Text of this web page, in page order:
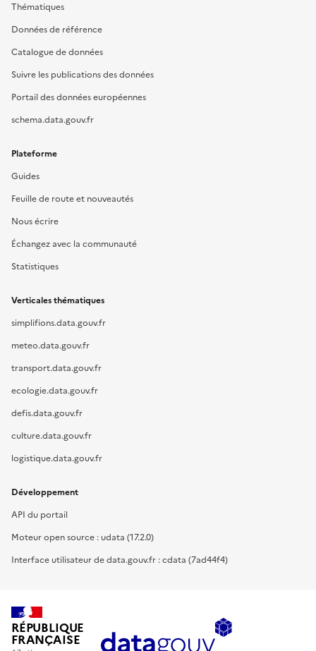
Thématiques
Données de référence
Catalogue de données
Suivre les publications des données
Portail des données européennes
schema.data.gouv.fr
Plateforme
Guides
Feuille de route et nouveautés
Nous écrire
Échangez avec la communauté
Statistiques
Verticales thématiques
simplifions.data.gouv.fr
meteo.data.gouv.fr
transport.data.gouv.fr
ecologie.data.gouv.fr
defis.data.gouv.fr
culture.data.gouv.fr
logistique.data.gouv.fr
Développement
API du portail
Moteur open source : udata (17.2.0)
Interface utilisateur de data.gouv.fr : cdata (7ad44f4)
RÉPUBLIQUE
FRANÇAISE